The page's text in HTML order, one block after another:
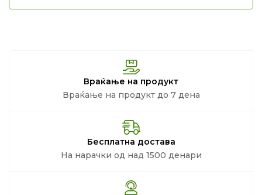
Враќање на продукт
Враќање на продукт до 7 дена
Бесплатна достава
На нарачки од над 1500 денари